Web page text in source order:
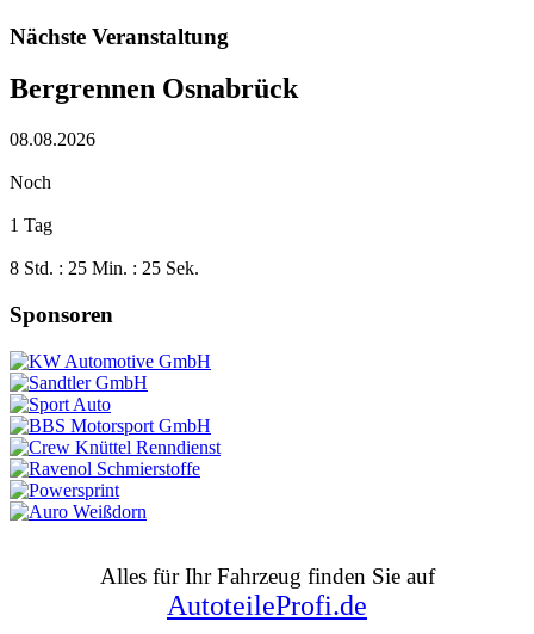
Nächste Veranstaltung
Bergrennen Osnabrück
08.08.2026
Noch
1 Tag
8 Std. : 25 Min. : 24 Sek.
Sponsoren
Alles für Ihr Fahrzeug finden Sie auf
AutoteileProfi.de